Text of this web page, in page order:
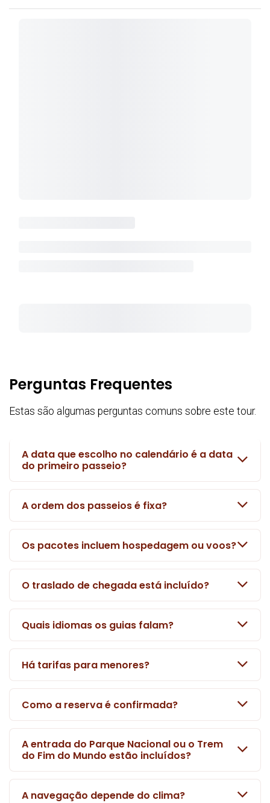
Perguntas Frequentes
Estas são algumas perguntas comuns sobre este tour.
A data que escolho no calendário é a data
do primeiro passeio?
A ordem dos passeios é fixa?
Os pacotes incluem hospedagem ou voos?
O traslado de chegada está incluído?
Quais idiomas os guias falam?
Há tarifas para menores?
Como a reserva é confirmada?
A entrada do Parque Nacional ou o Trem
do Fim do Mundo estão incluídos?
A navegação depende do clima?